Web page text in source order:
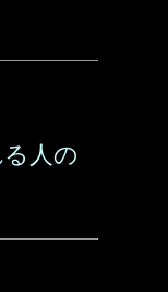
人の